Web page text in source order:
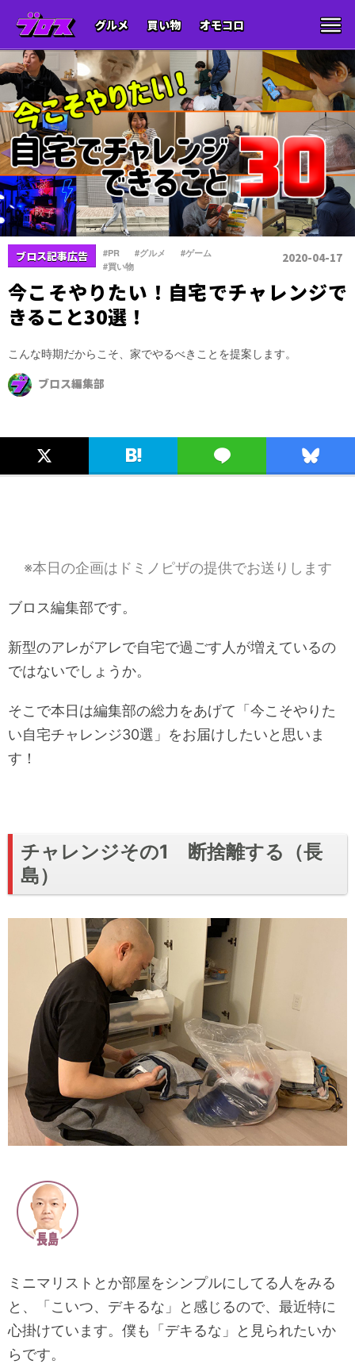
グルメ 買い物 オモコロ
ブロス記事広告 #PR #グルメ #ゲーム
#買い物
2020-04-17
今こそやりたい！自宅でチャレンジで
きること30選！
こんな時期だからこそ、家でやるべきことを提案します。
ブロス編集部
※本日の企画はドミノピザの提供でお送りします
ブロス編集部です。
新型のアレがアレで自宅で過ごす人が増えているの
ではないでしょうか。
そこで本日は編集部の総力をあげて「今こそやりた
い自宅チャレンジ30選」をお届けしたいと思いま
す！
チャレンジその1 断捨離する（長
島）
ミニマリストとか部屋をシンプルにしてる人をみる
と、「こいつ、デキるな」と感じるので、最近特に
心掛けています。僕も「デキるな」と見られたいか
らです。